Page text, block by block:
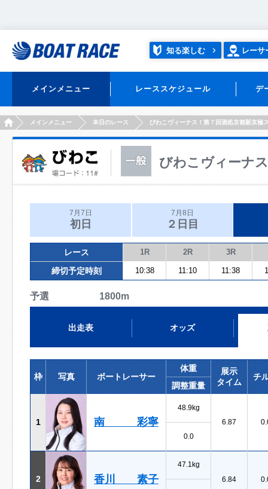
知る楽しむ レーサ
メインメニュー レーススケジュール デ
HOMEメインメニュー 本日のレース びわこヴィーナス！第７回酒処京都新京極
びわこヴィーナ
7月7日
初日
7月8日
２日目
レース 1R 2R 3R
締切予定時刻 10:38 11:10 11:38
予選 1800m
出走表 オッズ
枠 写真 ボートレーサー
体重
展示
タイム
チ
調整重量
1 南 彩寧
48.9kg
6.87
0.0
2 香川 素子
47.1kg
6.84